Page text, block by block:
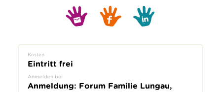
Kosten
Eintritt frei
Anmelden bei
Anmeldung: Forum Familie Lungau,